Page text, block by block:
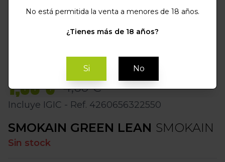
1,00 € 4,60 €
Incluye IGIC - Ref. 4260656322550
SMOKAIN GREEN LEAN SMOKAIN
Sin stock
No está permitida la venta a menores de 18 años.
¿Tienes más de 18 años?
Si No